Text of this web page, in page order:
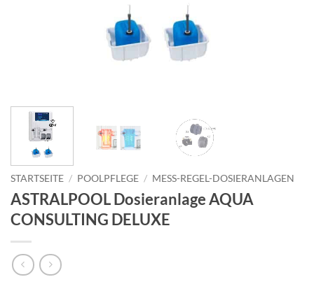
STARTSEITE / POOLPFLEGE / MESS-REGEL-DOSIERANLAGEN
ASTRALPOOL Dosieranlage AQUA
CONSULTING DELUXE